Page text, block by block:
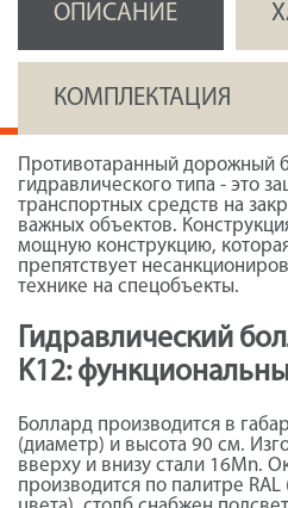
ОПИСАНИЕ
КОМПЛЕКТАЦИЯ
Противотаранный дорожный
гидравлического типа - это
транспортных средств на
важных объектов.
мощную конструкцию,
препятствует
технике на спецобъекты.
Гидравлический
K12:
Боллард производится в
(диаметр) и высота 90 см.
вверху и внизу стали 16Mn.
производится по палитре